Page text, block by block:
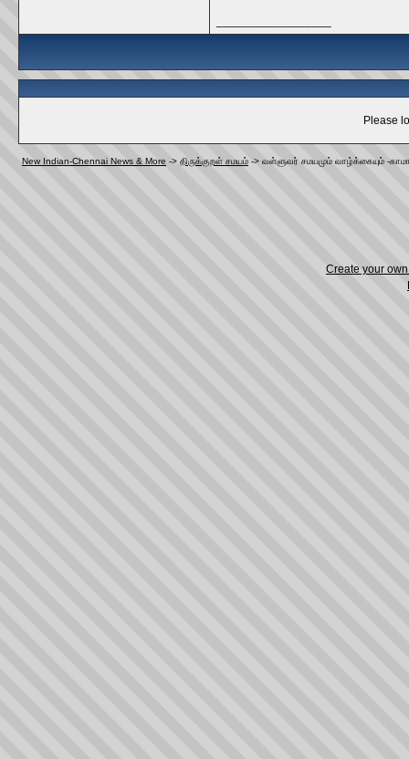
Please
New Indian-Chennai News & More -> திருக்குறள் சமயம் -> வள்ளுவர் சமயமும் வாழ்க்கையும் -
Create your